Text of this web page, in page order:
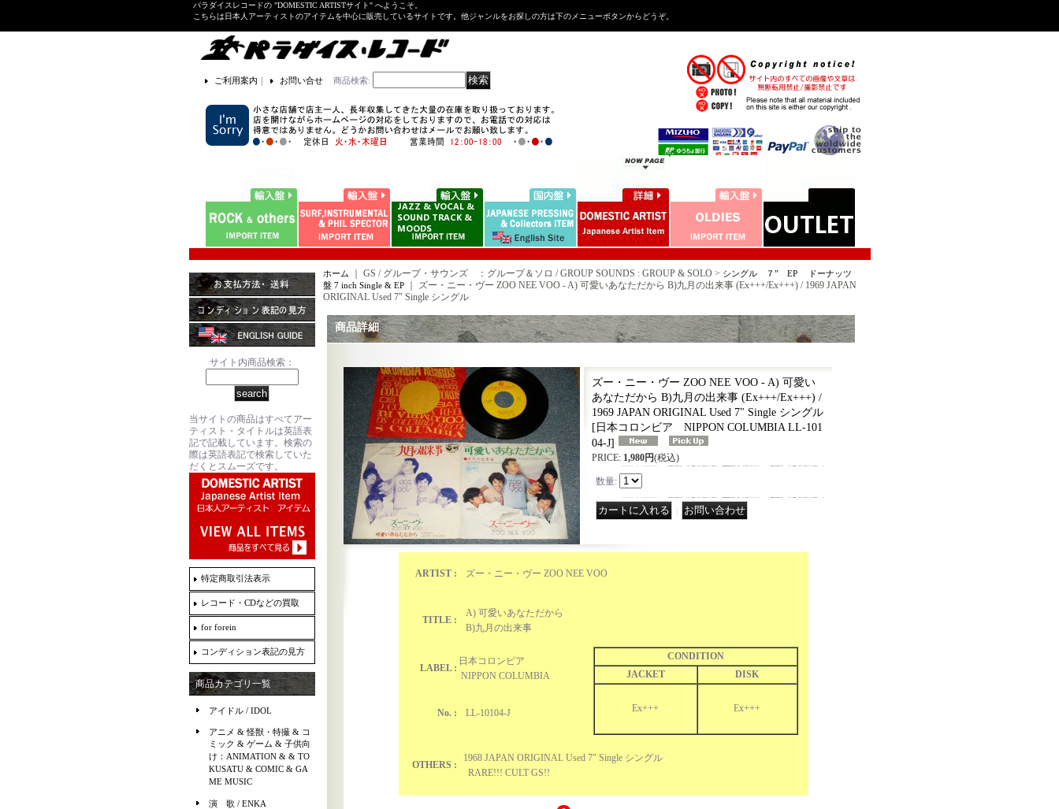
パラダイスレコードの "DOMESTIC ARTISTサイト" へようこそ。
こちらは日本人アーティストのアイテムを中心に販売しているサイトです。他ジャンルをお探しの方は下のメニューボタンからどうぞ。
ご利用案内 ｜ お問い合せ 商品検索:
サイト内商品検索：
当サイトの商品はすべてアー
ティスト・タイトルは英語表
記で記載しています。検索の
際は英語表記で検索していた
だくとスムーズです。
特定商取引法表示
レコード・CDなどの買取
for forein
コンディション表記の見方
商品カテゴリ一覧
アイドル / IDOL
アニメ & 怪獣・特撮 & コ
ミック & ゲーム & 子供向
け：ANIMATION & & TO
KUSATU & COMIC & GA
ME MUSIC
演 歌 / ENKA
ホーム ｜ GS / グループ・サウンズ ：グループ＆ソロ / GROUP SOUNDS : GROUP & SOLO > シングル ７” EP ドーナッツ
盤 7 inch Single & EP
ズー・ニー・ヴー ZOO NEE VOO - A) 可愛いあなただから B)九月の出来事 (Ex+++/Ex+++) / 1969 JAPAN
ORIGINAL Used 7" Single シングル
商品詳細
ズー・ニー・ヴー ZOO NEE VOO - A) 可愛い
あなただから B)九月の出来事 (Ex+++/Ex+++) /
1969 JAPAN ORIGINAL Used 7" Single シングル
[ 日本コロンビア NIPPON COLUMBIA LL-101
04-J]
PRICE: 1,980円(税込)
数量:
ARTIST : ズー・ニー・ヴー ZOO NEE VOO
TITLE :
A) 可愛いあなただから
B)九月の出来事
LABEL :
日本コロンビア
NIPPON COLUMBIA
CONDITION
JACKET
DISK
Ex+++ Ex+++
No. : LL-10104-J
OTHERS :
1968 JAPAN ORIGINAL Used 7" Single シングル
RARE!!! CULT GS!!